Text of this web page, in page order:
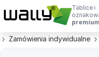
Tablice i
premium
Zamówienia indywidualne